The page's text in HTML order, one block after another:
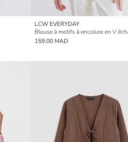
LCW EVERYDAY
Blouse à motifs à encolure en V
159.00 MAD